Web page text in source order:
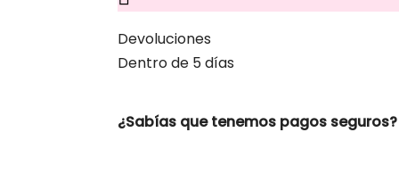
Devoluciones
Dentro de 5 días
¿Sabías que tenemos pagos seguros?